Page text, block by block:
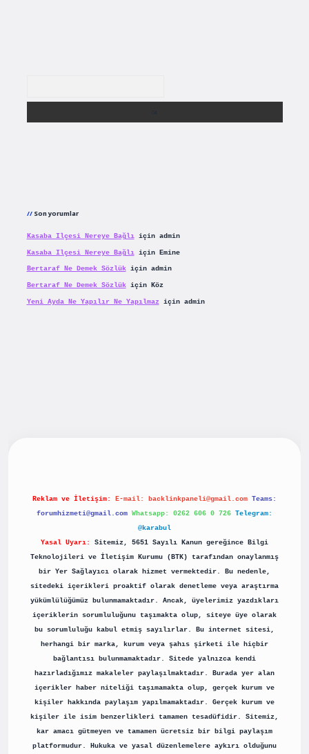
Son yorumlar
Kasaba Ilçesi Nereye Bağlıiçin admin
Kasaba Ilçesi Nereye Bağlıiçin Emine
Bertaraf Ne Demek Sözlükiçin admin
Bertaraf Ne Demek Sözlükiçin Köz
Yeni Ayda Ne Yapılır Ne Yapılmaziçin admin
Reklam ve İletişim: E-mail: backlinkpaneli@gmail.com Teams:
forumhizmeti@gmail.com Whatsapp: 0262 606 0 726 Telegram:
@karabul
Yasal Uyarı:
Sitemiz, 5651 Sayılı Kanun gereğince Bilgi
Teknolojileri ve İletişim Kurumu (BTK) tarafından onaylanmış
bir Yer Sağlayıcı olarak hizmet vermektedir. Bu nedenle,
sitedeki içerikleri proaktif olarak denetleme veya araştırma
yükümlülüğümüz bulunmamaktadır. Ancak, üyelerimiz yazdıkları
içeriklerin sorumluluğunu taşımakta olup, siteye üye olarak
bu sorumluluğu kabul etmiş sayılırlar. Bu internet sitesi,
herhangi bir marka, kurum veya şahıs şirketi ile hiçbir
bağlantısı bulunmamaktadır. Sitede yalnızca kendi
hazırladığımız makaleler paylaşılmaktadır. Burada yer alan
içerikler haber niteliği taşımamakta olup, gerçek kurum ve
kişiler hakkında paylaşım yapılmamaktadır. Gerçek kurum ve
kişiler ile isim benzerlikleri tamamen tesadüfidir. Sitemiz,
kar amacı gütmeyen ve tamamen ücretsiz bir bilgi paylaşım
platformudur. Hukuka ve yasal düzenlemelere aykırı olduğunu